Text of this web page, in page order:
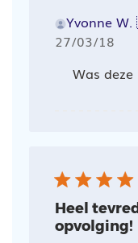
Yvonne
27/03/18
Was
Heel
opvolging!